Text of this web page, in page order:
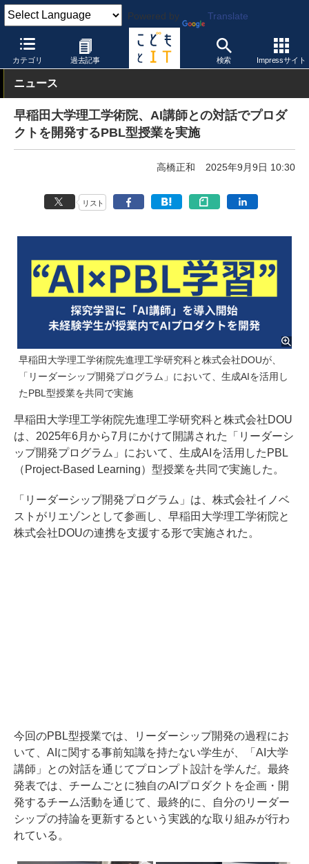
Powered by Translate
カテゴリ 過去記事 検索 Impressサイト
こどもとIT 教育実践・事例
ニュース
早稲田大学理工学術院、AI講師との対話でプロダ
クトを開発するPBL型授業を実施
高橋正和 2025年9月9日 10:30
リスト
早稲田大学理工学術院先進理工学研究科と株式会社DOUが、
「リーダーシップ開発プログラム」において、生成AIを活用し
たPBL型授業を共同で実施
早稲田大学理工学術院先進理工学研究科と株式会社DOU
は、2025年6月から7月にかけて開講された「リーダーシ
ップ開発プログラム」において、生成AIを活用したPBL
（Project-Based Learning）型授業を共同で実施した。
「リーダーシップ開発プログラム」は、株式会社イノベ
ストがリエゾンとして参画し、早稲田大学理工学術院と
株式会社DOUの連携を支援する形で実施された。
今回のPBL型授業では、リーダーシップ開発の過程にお
いて、AIに関する事前知識を持たない学生が、「AI大学
講師」との対話を通じてプロンプト設計を学んだ。最終
発表では、チームごとに独自のAIプロダクトを企画・開
発するチーム活動を通じて、最終的に、自分のリーダー
シップの持論を更新するという実践的な取り組みが行わ
れている。